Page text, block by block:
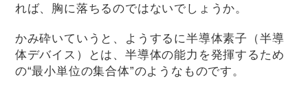
れば、胸に落ちるのではないでしょうか。
かみ砕いていうと、ようするに半導体素子（半導
体デバイス）とは、半導体の能力を発揮するため
の“最小単位の集合体”のようなものです。